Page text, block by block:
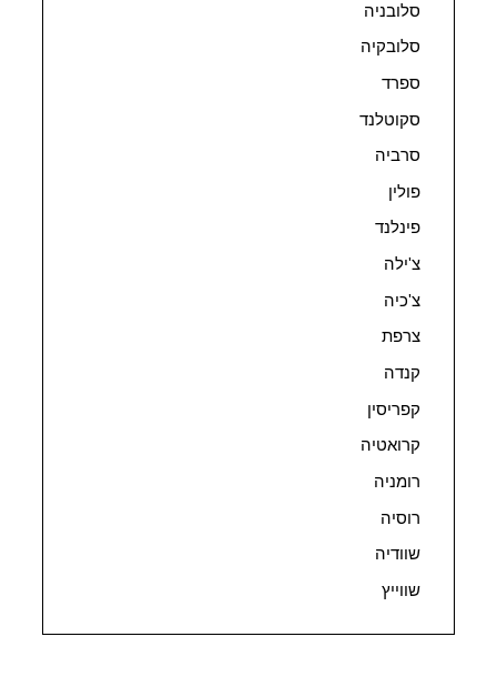
סלובניה
סלובקיה
ספרד
סקוטלנד
סרביה
פולין
פינלנד
צ'ילה
צ'כיה
צרפת
קנדה
קפריסין
קרואטיה
רומניה
רוסיה
שוודיה
שווייץ